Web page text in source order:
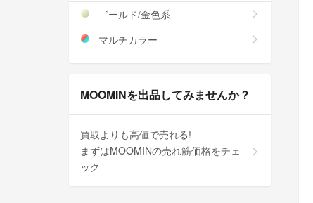
ゴールド/金色系
マルチカラー
MOOMINを出品してみませんか？
買取よりも高値で売れる!
まずはMOOMINの売れ筋価格をチェ
ック